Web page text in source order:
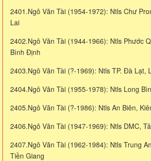
2401.Ngô Văn Tài (1954-1972): Ntls Chư
Lai
2402.Ngô Văn Tài (1944-1966): Ntls Phước
Bình Định
2403.Ngô Văn Tài (?-1969): Ntls TP. Đà
2404.Ngô Văn Tài (1955-1978): Ntls Long
2405.Ngô Văn Tài (?-1986): Ntls An Biên,
2406.Ngô Văn Tài (1947-1969): Ntls DMC,
2407.Ngô Văn Tài (1962-1984): Ntls Trung
Tiền Giang